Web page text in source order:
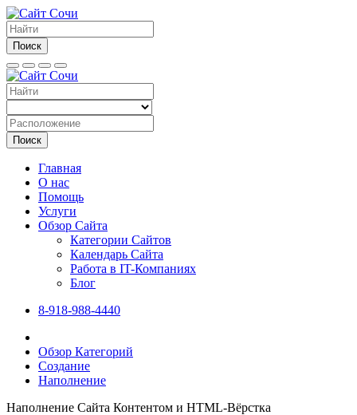
Поиск
Поиск
Главная
О нас
Помощь
Услуги
Обзор Сайта
Категории Сайтов
Календарь Сайта
Работа в IT-Компаниях
Блог
8-918-988-4440
Обзор Категорий
Создание
Наполнение
Наполнение Сайта Контентом и HTML-Вёрстка